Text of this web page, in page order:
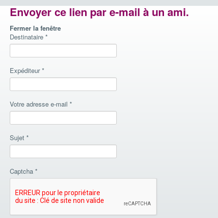
Envoyer ce lien par e-mail à un ami.
Fermer la fenêtre
Destinataire *
Expéditeur*
Votre adresse e-mail *
Sujet *
Captcha *